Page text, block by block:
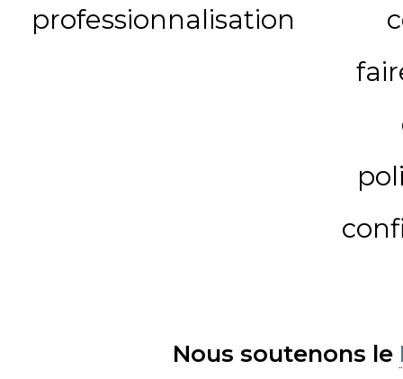
professionnalisation